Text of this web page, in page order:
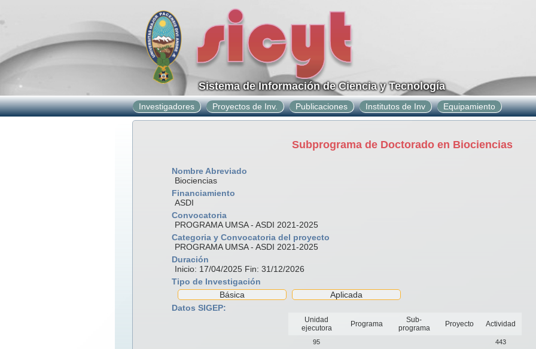
Sistema de Información de Ciencia y Tecnología
Investigadores Proyectos de Inv. Publicaciones Institutos de Inv Equipamiento
Subprograma de Doctorado en Biociencias
Nombre Abreviado
Biociencias
Financiamiento
ASDI
Convocatoria
PROGRAMA UMSA - ASDI 2021-2025
Categoria y Convocatoria del proyecto
PROGRAMA UMSA - ASDI 2021-2025
Duración
Inicio: 17/04/2025 Fin: 31/12/2026
Tipo de Investigación
Básica
Aplicada
Datos SIGEP:
Unidad
ejecutora
Programa
Sub-
programa
Proyecto Actividad
95 443